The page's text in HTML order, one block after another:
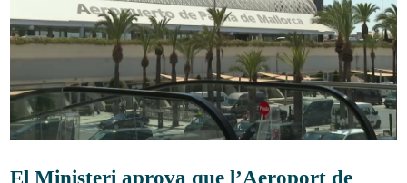
El Ministeri aprova que l’Aeroport de